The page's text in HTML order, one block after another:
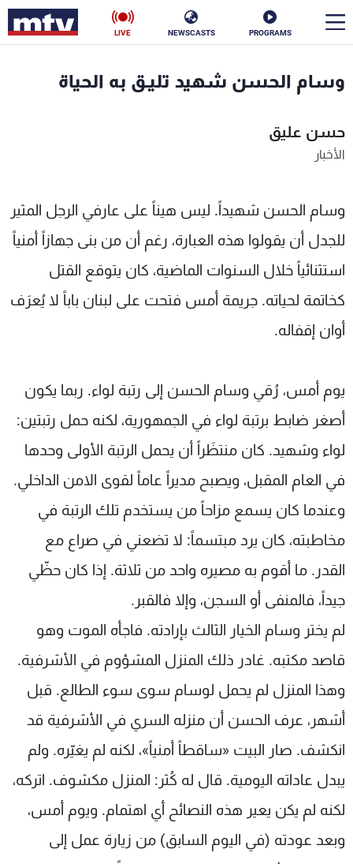
PROGRAMS
NEWSCASTS
LIVE
وسام الحسن شهيد تليـق به الحياة
حسن عليق
الأخبار
وسام الحسن شهيداً. ليس هيناً على عارفي الرجل المثير
للجدل أن يقولوا هذه العبارة، رغم أن من بنى جهازاً أمنياً
استثنائياً خلال السنوات الماضية، كان يتوقع القتل
كخاتمة لحياته. جريمة أمس فتحت على لبنان باباً لا يُعرَف
أوان إقفاله.
يوم أمس، رُقي وسام الحسن إلى رتبة لواء. ربما يكون
أصغر ضابط برتبة لواء في الجمهورية، لكنه حمل رتبتين:
لواء وشهيد. كان منتظَراً أن يحمل الرتبة الأولى وحدها
في العام المقبل، ويصبح مديراً عاماً لقوى الامن الداخلي.
وعندما كان يسمع مزاحاً من يستخدم تلك الرتبة في
مخاطبته، كان يرد مبتسماً: لا تضعني في صراع مع
القدر. ما أقوم به مصيره واحد من ثلاثة. إذا كان حظّي
جيداً، فالمنفى أو السجن، وإلا فالقبر.
لم يختر وسام الخيار الثالث بإرادته. فاجأه الموت وهو
قاصد مكتبه. غادر ذلك المنزل المشؤوم في الأشرفية.
وهذا المنزل لم يحمل لوسام سوى سوء الطالع. قبل
أشهر، عرف الحسن أن منزله السري في الأشرفية قد
انكشف. صار البيت «ساقطاً أمنياً»، لكنه لم يغيّره. ولم
يبدل عاداته اليومية. قال له كُثر: المنزل مكشوف. اتركه،
لكنه لم يكن يعير هذه النصائح أي اهتمام. ويوم أمس،
وبعد عودته (في اليوم السابق) من زيارة عمل إلى
سياسة
منوعات رياضة
البرامج
الترددات
عن MTV
الإنـتـاج
لاعلاناتكم
وظائف
تواصل معنا
شروط الإسـتخدام
سياسة الخصوصية